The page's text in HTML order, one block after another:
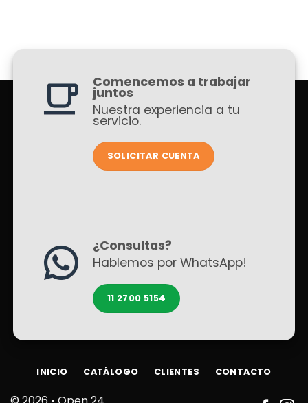
Comencemos a trabajar
juntos
Nuestra experiencia a tu
servicio.
SOLICITAR CUENTA
¿Consultas?
Hablemos por WhatsApp!
11 2700 5154
INICIO CATÁLOGO CLIENTES CONTACTO